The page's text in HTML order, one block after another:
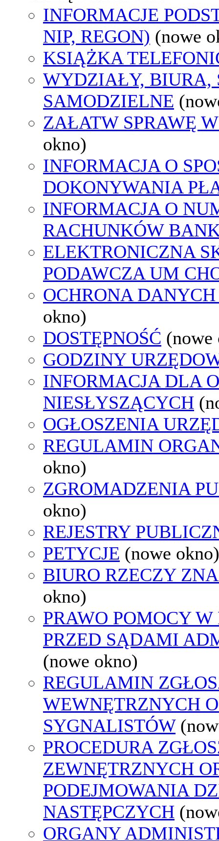
INFORMACJE
NIP, REGON) (nowe
KSIĄŻKA
WYDZIAŁY, BIURA,
SAMODZIELNE
ZAŁATW SPRAWĘ
okno)
INFORMACJA O
DOKONYWANIA
INFORMACJA O
RACHUNKÓW
ELEKTRONICZNA
PODAWCZA UM
OCHRONA
okno)
DOSTĘPNOŚĆ (nowe
GODZINY
INFORMACJA DLA
NIESŁYSZĄCYCH
OGŁOSZENIA
REGULAMIN
okno)
ZGROMADZENIA
okno)
REJESTRY
PETYCJE (nowe okno)
BIURO RZECZY
okno)
PRAWO POMOCY
PRZED SĄDAMI
(nowe okno)
REGULAMIN
WEWNĘTRZNYCH
SYGNALISTÓW
PROCEDURA
ZEWNĘTRZNYCH
PODEJMOWANIA
NASTĘPCZYCH
ORGANY